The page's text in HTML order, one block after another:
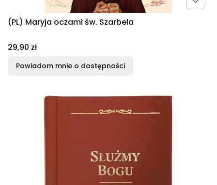
(PL) Maryja oczami św. Szarbela
Cena
29,90 zł
Powiadom mnie o dostępności